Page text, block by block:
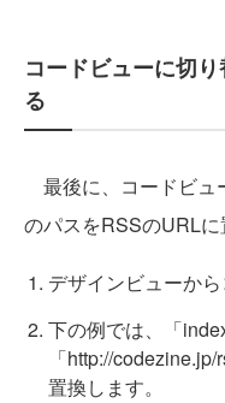
コードビューに切
る
最後に、コードビュ
のパスをRSSのURLに
デザインビューか
下の例では、「
「http://
置換します。